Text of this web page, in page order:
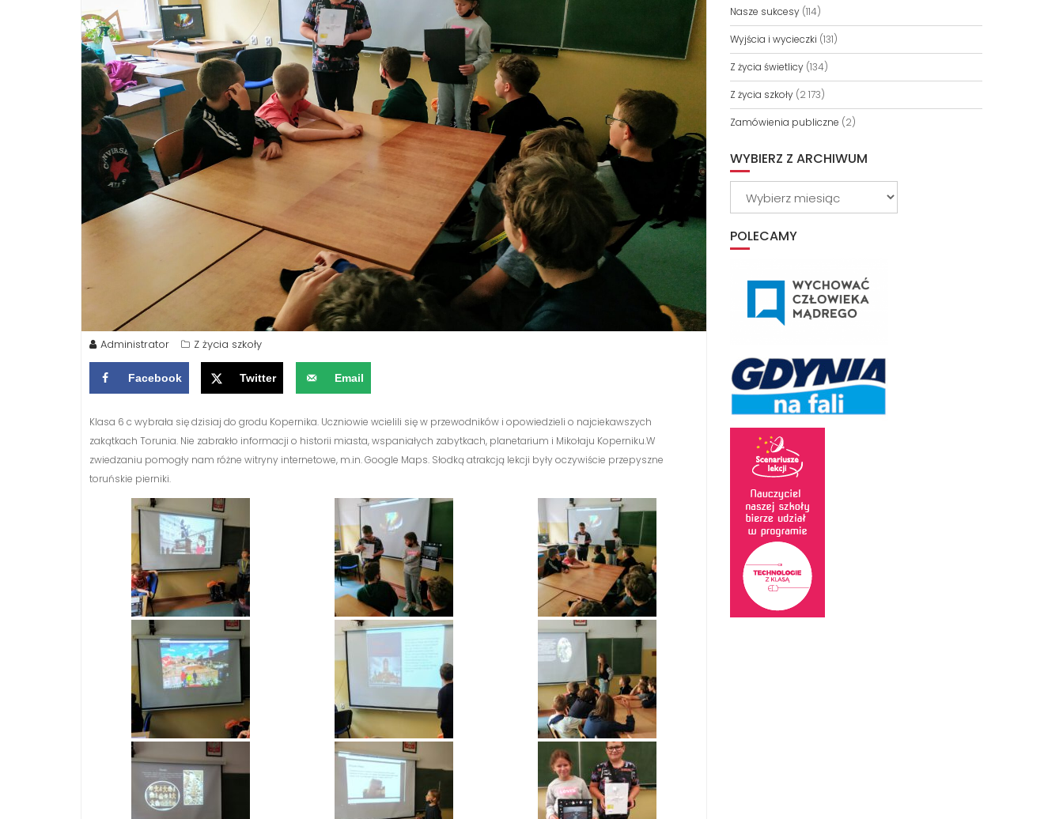
Administrator Z życia szkoły
Facebook Twitter Email
Klasa 6 c wybrała się dzisiaj do grodu Kopernika. Uczniowie wcielili się w przewodników i opowiedzieli o najciekawszych
zakątkach Torunia. Nie zabrakło informacji o historii miasta, wspaniałych zabytkach, planetarium i Mikołaju Koperniku.W
zwiedzaniu pomogły nam różne witryny internetowe, m.in. Google Maps. Słodką atrakcją lekcji były oczywiście przepyszne
toruńskie pierniki.
Nasze sukcesy(114)
Wyjścia i wycieczki (131)
Z życia świetlicy(134)
Z życia szkoły(2 173)
Zamówienia publiczne (2)
WYBIERZ Z ARCHIWUM
POLECAMY